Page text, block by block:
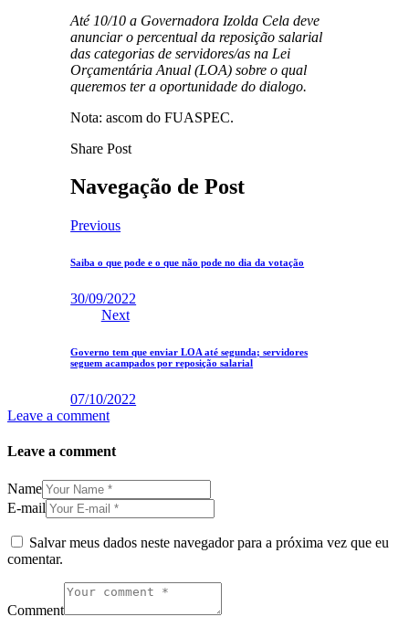
Até 10/10 a Governadora Izolda Cela deve
anunciar o percentual da reposição salarial
das categorias de servidores/as na Lei
Orçamentária Anual (LOA) sobre o qual
queremos ter a oportunidade do dialogo.
Nota: ascom do FUASPEC.
Share Post
Navegação de Post
Previous
Saiba o que pode e o que não pode no dia da votação
30/09/2022
Next
Governo tem que enviar LOA até segunda; servidores
seguem acampados por reposição salarial
07/10/2022
Leave a comment
Leave a comment
Name
E-mail
Salvar meus dados neste navegador para a próxima vez que eu
comentar.
Comment